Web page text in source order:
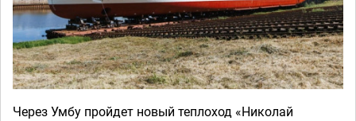
Через Умбу пройдет новый теплоход «Николай